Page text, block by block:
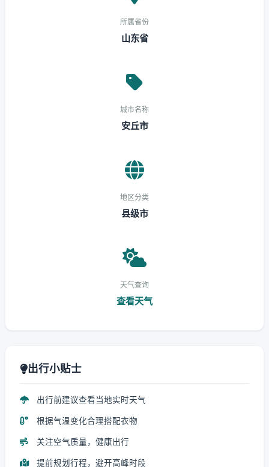
所属省份
山东省
城市名称
安丘市
地区分类
县级市
天气查询
查看天气
出行小贴士
出行前建议查看当地实时天气
根据气温变化合理搭配衣物
关注空气质量，健康出行
提前规划行程，避开高峰时段